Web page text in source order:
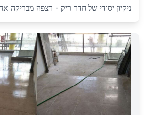
ניקיון יסודי של חדר ריק - רצפה מבריקה